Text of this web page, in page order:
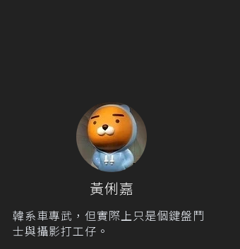
黃俐嘉
韓系車專武，但實際上只是個鍵盤鬥
士與攝影打工仔。